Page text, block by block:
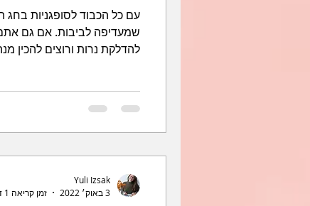
עם כל הכבוד לסופגניות בחג
שמעדיפה לביבות. אם גם
להדלקת נרות ורוצים להכין
Yuli Izsak
3 באוק׳ 2022
זמן קריאה 1 דקות